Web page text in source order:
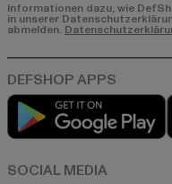
Informationen dazu, wie
in unserer
abmelden.